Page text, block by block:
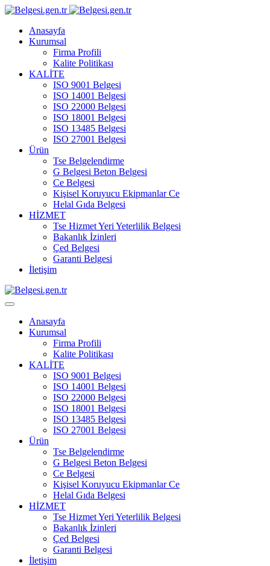
Anasayfa
Kurumsal
Firma Profili
Kalite Politikası
KALİTE
ISO 9001 Belgesi
ISO 14001 Belgesi
ISO 22000 Belgesi
ISO 18001 Belgesi
ISO 13485 Belgesi
ISO 27001 Belgesi
Ürün
Tse Belgelendirme
G Belgesi Beton Belgesi
Ce Belgesi
Kişisel Koruyucu Ekipmanlar Ce
Helal Gıda Belgesi
HİZMET
Tse Hizmet Yeri Yeterlilik Belgesi
Bakanlık İzinleri
Çed Belgesi
Garanti Belgesi
İletişim
Anasayfa
Kurumsal
Firma Profili
Kalite Politikası
KALİTE
ISO 9001 Belgesi
ISO 14001 Belgesi
ISO 22000 Belgesi
ISO 18001 Belgesi
ISO 13485 Belgesi
ISO 27001 Belgesi
Ürün
Tse Belgelendirme
G Belgesi Beton Belgesi
Ce Belgesi
Kişisel Koruyucu Ekipmanlar Ce
Helal Gıda Belgesi
HİZMET
Tse Hizmet Yeri Yeterlilik Belgesi
Bakanlık İzinleri
Çed Belgesi
Garanti Belgesi
İletişim